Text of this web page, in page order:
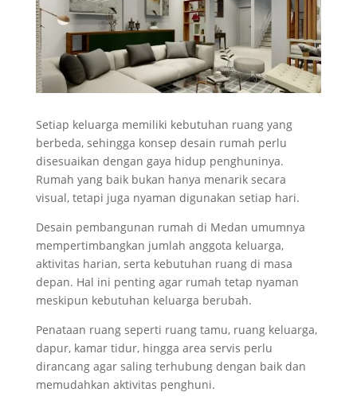
Setiap keluarga memiliki kebutuhan ruang yang
berbeda, sehingga konsep desain rumah perlu
disesuaikan dengan gaya hidup penghuninya.
Rumah yang baik bukan hanya menarik secara
visual, tetapi juga nyaman digunakan setiap hari.
Desain pembangunan rumah di Medan umumnya
mempertimbangkan jumlah anggota keluarga,
aktivitas harian, serta kebutuhan ruang di masa
depan. Hal ini penting agar rumah tetap nyaman
meskipun kebutuhan keluarga berubah.
Penataan ruang seperti ruang tamu, ruang keluarga,
dapur, kamar tidur, hingga area servis perlu
dirancang agar saling terhubung dengan baik dan
memudahkan aktivitas penghuni.